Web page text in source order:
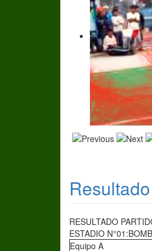
RESULTADO
ESTADIO
Equipo A